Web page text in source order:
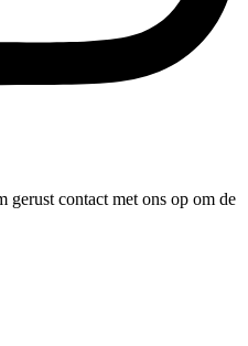
contact met ons op om de